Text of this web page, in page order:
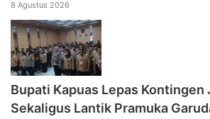
8 Agustus 2026
Bupati Kapuas Lepas Kontingen
Sekaligus Lantik Pramuka